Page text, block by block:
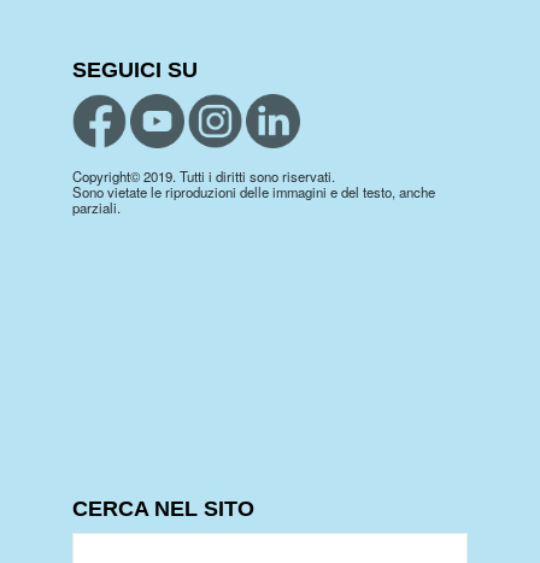
SEGUICI SU
Copyright© 2019. Tutti i diritti sono riservati.
Sono vietate le riproduzioni delle immagini e del testo, anche
parziali.
CERCA NEL SITO